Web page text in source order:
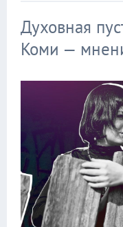
Духовная
Коми —